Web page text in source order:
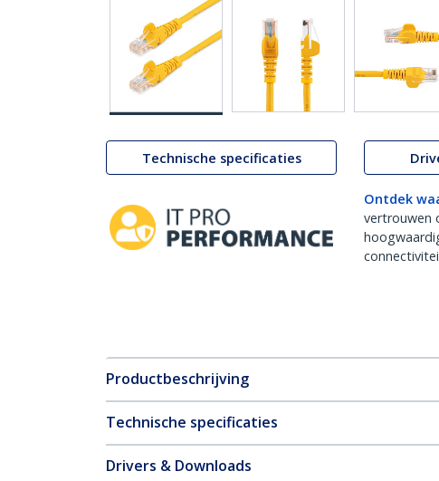
Technische specificaties
Ontdek
vertrouwen
Productbeschrijving
Technische specificaties
Drivers & Downloads